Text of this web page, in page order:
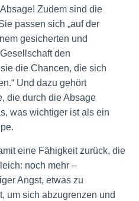
Zudem sind die
passen sich „auf der
gesicherten und
den
die Chancen, die sich
Und dazu gehört
die durch die Absage
was wichtiger ist als ein
eine Fähigkeit zurück, die
noch mehr –
Angst, etwas zu
um sich abzugrenzen und